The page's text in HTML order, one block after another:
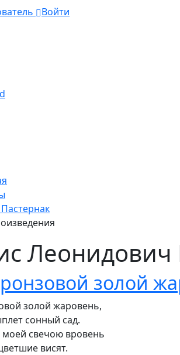
Войти
Леонидович
золой
золой жаровень,
сонный сад.
свечою вровень
висят.